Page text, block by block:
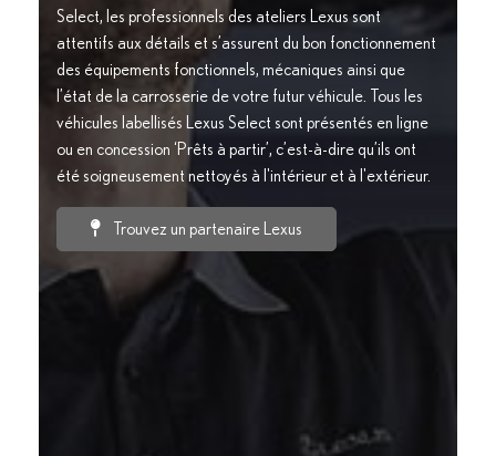
Select, les professionnels des ateliers Lexus sont
attentifs aux détails et s’assurent du bon fonctionnement
des équipements fonctionnels, mécaniques ainsi que
l’état de la carrosserie de votre futur véhicule. Tous les
véhicules labellisés Lexus Select sont présentés en ligne
ou en concession ‘Prêts à partir’, c’est-à-dire qu’ils ont
été soigneusement nettoyés à l'intérieur et à l'extérieur.
Trouvez un partenaire Lexus